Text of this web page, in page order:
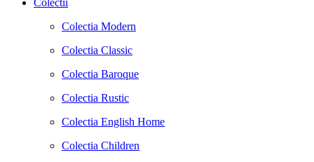
Colectia Modern
Colectia Classic
Colectia Baroque
Colectia Rustic
Colectia English Home
Colectia Children